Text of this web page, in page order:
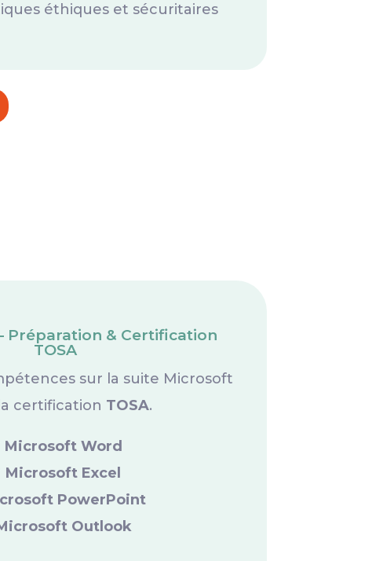
éthiques et sécuritaires
Préparation & Certification
TOSA
sur la suite Microsoft
certification TOSA.
Microsoft Word
Microsoft Excel
PowerPoint
Outlook